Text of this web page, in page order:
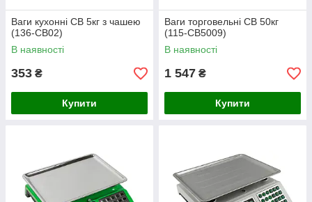
Ваги кухонні CB 5кг з чашею
(136-CB02)
В наявності
353 ₴
Купити
Ваги торговельні CB 50кг
(115-CB5009)
В наявності
1 547 ₴
Купити